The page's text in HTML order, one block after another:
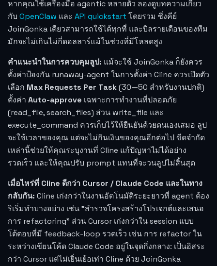
หากคุณใช้เครื่องมือ agentic หลายตัว ลองดูบทความเกี่ยว
กับ OpenClaw และ API quickstart โดยรวม ซึ่งคีย์
JoinGonka เดียวสามารถใช้ได้ทุกที่ และบิลรายเดือนของทีม
มักจะไม่เกินไม่กี่ดอลลาร์แม้ในช่วงที่มีโหลดสูง
คำแนะนำในการควบคุมลูป: แม้จะใช้ JoinGonka ก็ยังควร
ตั้งค่าป้องกัน runaway-agent ในการตั้งค่า Cline ควรเปิดตัว
เลือก Max Requests Per Task(30—50 สำหรับงานปกติ)
ตั้งค่า Auto-approve เฉพาะการทำงานที่ปลอดภัย
(read_file, search_files) ส่วน write_file และ
execute_command ควรเก็บไว้ให้ยืนยันด้วยตนเองเสมอ ลูป
จะใช้เวลาของคุณ แต่จะไม่กินเงินของคุณอีกต่อไป ขีดจำกัด
เหล่านี้ช่วยให้คุณระบุงานที่ Cline แก้ปัญหาไม่ได้อย่าง
รวดเร็ว และให้คุณปรับ prompt แทนที่จะวนลูปไม่สิ้นสุด
เมื่อไหร่ที่ Cline ดีกว่า Cursor / Claude Code และในทาง
กลับกัน: Cline เก่งกว่าในงานอัตโนมัติระยะยาวที่ agent ต้อง
ริเริ่มทำบางอย่าง เช่น "สำรวจโครงสร้างโปรเจกต์และเสนอ
การ refactoring" ส่วน Cursor เก่งกว่าใน session แบบ
โต้ตอบที่มี feedback-loop รวดเร็ว เช่น การ refactor ใน
ระหว่างเขียนโค้ด Claude Code อยู่ในจุดกึ่งกลาง: เป็นอิสระ
กว่า Cursor แต่ไม่เยิ่นเย้อเท่า Cline ด้วย JoinGonka